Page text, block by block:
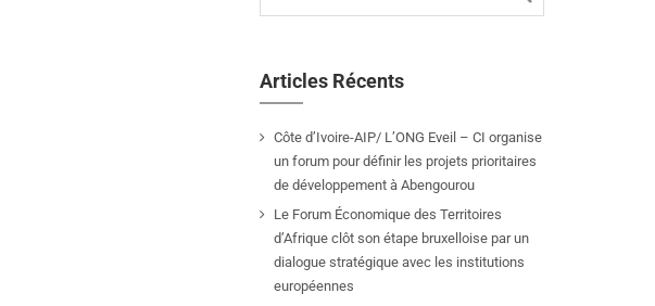
Articles Récents
Côte d’Ivoire-AIP/ L’ONG Eveil – CI organise
un forum pour définir les projets prioritaires
de développement à Abengourou
Le Forum Économique des Territoires
d’Afrique clôt son étape bruxelloise par un
dialogue stratégique avec les institutions
européennes